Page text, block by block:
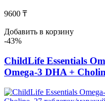
9600 ₸
Добавить в корзину
-43%
ChildLife Essentials
Omega-3 DHA +